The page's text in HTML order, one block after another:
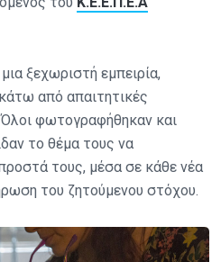
ξεχωριστή εμπειρία,
από απαιτητικές
φωτογραφήθηκαν και
το θέμα τους να
τους, μέσα σε κάθε νέα
του ζητούμενου στόχου.